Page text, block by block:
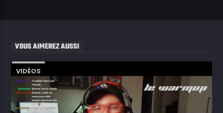
VOUS AIMEREZ AUSSI
VIDÉOS